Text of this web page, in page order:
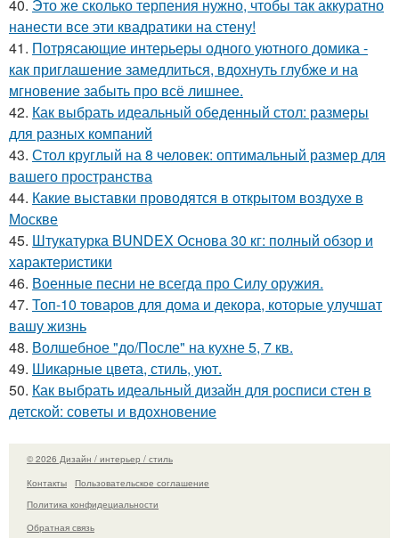
40. Это же сколько терпения нужно, чтобы так аккуратно
нанести все эти квадратики на стену!
41. Потрясающие интерьеры одного уютного домика -
как приглашение замедлиться, вдохнуть глубже и на
мгновение забыть про всё лишнее.
42. Как выбрать идеальный обеденный стол: размеры
для разных компаний
43. Стол круглый на 8 человек: оптимальный размер для
вашего пространства
44. Какие выставки проводятся в открытом воздухе в
Москве
45. Штукатурка BUNDEX Основа 30 кг: полный обзор и
характеристики
46. Военные песни не всегда про Силу оружия.
47. Топ-10 товаров для дома и декора, которые улучшат
вашу жизнь
48. Волшебное "до/После" на кухне 5, 7 кв.
49. Шикарные цвета, стиль, уют.
50. Как выбрать идеальный дизайн для росписи стен в
детской: советы и вдохновение
© 2026 Дизайн / интерьер / стиль
Контакты
Пользовательское соглашение
Политика конфидециальности
Обратная связь